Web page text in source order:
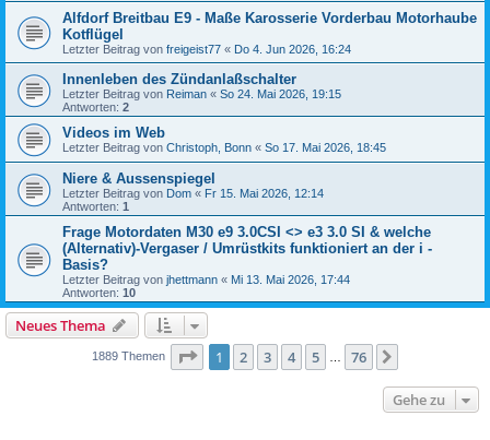
Alfdorf Breitbau E9 - Maße Karosserie Vorderbau Motorhaube
Kotflügel
Letzter Beitrag von freigeist77 « Do 4. Jun 2026, 16:24
Innenleben des Zündanlaßschalter
Letzter Beitrag von Reiman « So 24. Mai 2026, 19:15
Antworten: 2
Videos im Web
Letzter Beitrag von Christoph, Bonn « So 17. Mai 2026, 18:45
Niere & Aussenspiegel
Letzter Beitrag von Dom « Fr 15. Mai 2026, 12:14
Antworten: 1
Frage Motordaten M30 e9 3.0CSI <> e3 3.0 SI & welche
(Alternativ)-Vergaser / Umrüstkits funktioniert an der i -
Basis?
Letzter Beitrag von jhettmann « Mi 13. Mai 2026, 17:44
Antworten: 10
Neues Thema
1889 Themen Seite 1von 76
1 2 3 4 5 76
Gehe zu